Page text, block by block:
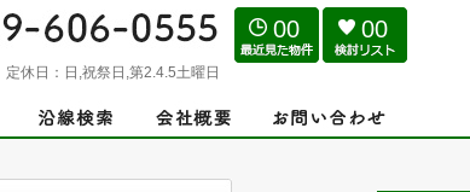
定休日： 日,祝祭日,第2.4.5土曜日
00 00